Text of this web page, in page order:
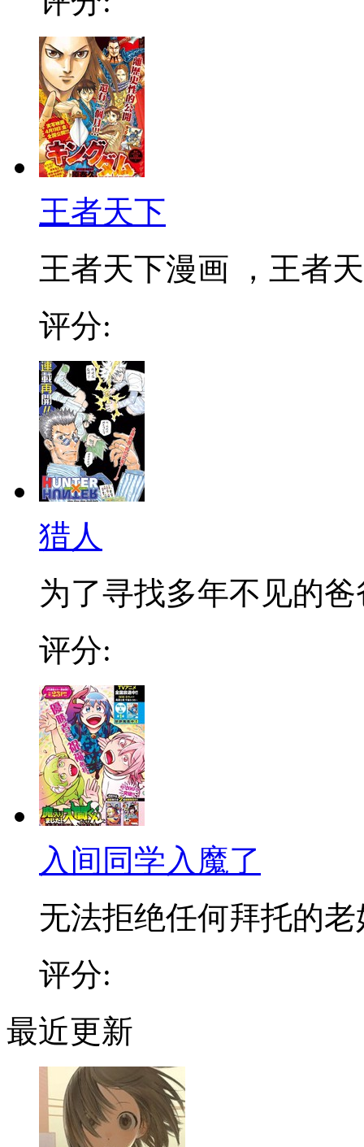
王者天下
王者天下漫画 ，王者
评分:
猎人
为了寻找多年不见的爸
评分:
入间同学入魔了
无法拒绝任何拜托的老
评分:
最近更新